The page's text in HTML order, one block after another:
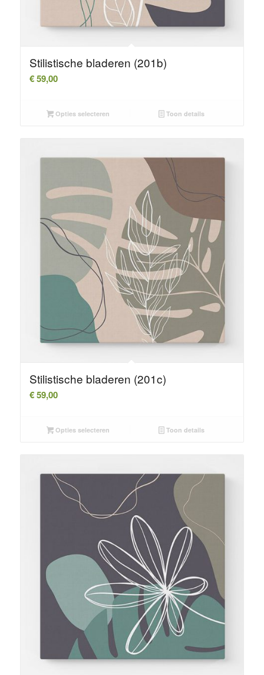
Stilistische bladeren (201b)
€59,00
Opties selecteren Toon details
Stilistische bladeren (201c)
€59,00
Opties selecteren Toon details